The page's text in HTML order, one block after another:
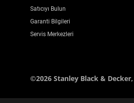
Satıcıyı Bulun
Garanti Bilgileri
Servis Merkezleri
©2026 Stanley Black & Decker,